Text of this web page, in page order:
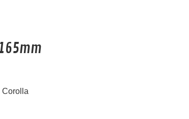
Corolla